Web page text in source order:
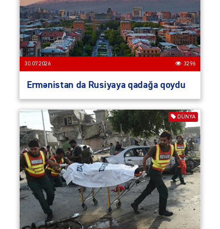
30.07.2026 3296
Ermənistan da Rusiyaya qadağa qoydu
DÜNYA